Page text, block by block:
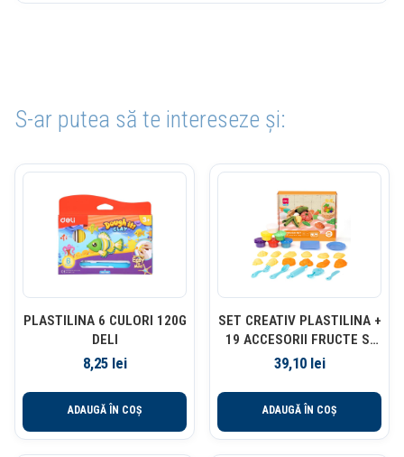
S-ar putea să te intereseze și:
PLASTILINA 6 CULORI 120G
DELI
8,25 lei
ADAUGĂ ÎN COȘ
SET CREATIV PLASTILINA +
19 ACCESORII FRUCTE SI
LEGUME DELI
39,10 lei
ADAUGĂ ÎN COȘ